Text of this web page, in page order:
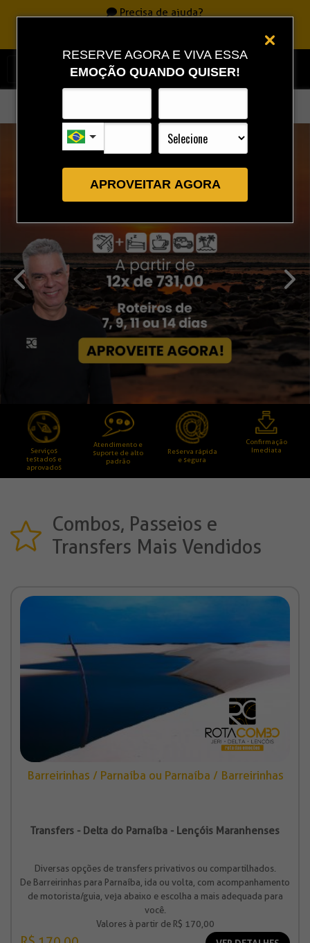
RESERVE AGORA E VIVA ESSA
EMOÇÃO QUANDO QUISER!
APROVEITAR AGORA
Precisa de ajuda?
Serviços
testados e
aprovados
Atendimento e
suporte de alto
padrão
Reserva rápida
e segura
Confirmação
Imediata
Combos, Passeios e
Transfers Mais Vendidos
Barreirinhas / Parnaíba ou Parnaíba / Barreirinhas
Transfers - Delta do Parnaíba - Lençóis Maranhenses
Diversas opções de transfers privativos ou compartilhados.
De Barreirinhas para Parnaíba, ida ou volta, com acompanhamento
de motorista/guia, veja abaixo e escolha a mais adequada para
você.
Valores à partir de R$ 170,00